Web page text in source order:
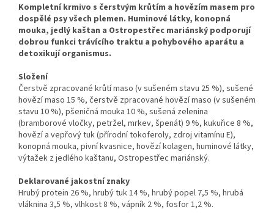
Kompletní krmivo s čerstvým krůtím a hovězím masem pro
dospělé psy všech plemen. Huminové látky, konopná
mouka, jedlý kaštan a Ostropestřec mariánský podporují
dobrou funkci trávícího traktu a pohybového aparátu a
detoxikují organismus.
Složení
Čerstvě zpracované krůtí maso (v sušeném stavu 25 %), sušené
hovězí maso 15 %, čerstvě zpracované hovězí maso (v sušeném
stavu 10 %), pšeničná mouka 10 %, sušená zelenina
(bramborové vločky, petržel, mrkev, špenát) 9 %, kukuřice 8 %,
hovězí a vepřový tuk (přírodní tokoferoly, zdroj vitamínu E),
konopná mouka, pivní kvasnice, hovězí kolagen, huminové látky,
výtažek z jedlého kaštanu, Ostropestřec mariánský.
Deklarované jakostní znaky
Hrubý protein 26 %, hrubý tuk 14 %, hrubý popel 7,5 %, hrubá
vláknina 3,5 %, vlhkost 8 %, vápník 2 %, fosfor 1,2 %.